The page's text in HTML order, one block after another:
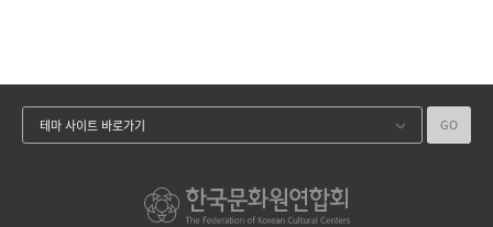
테마 사이트 바로가기 GO